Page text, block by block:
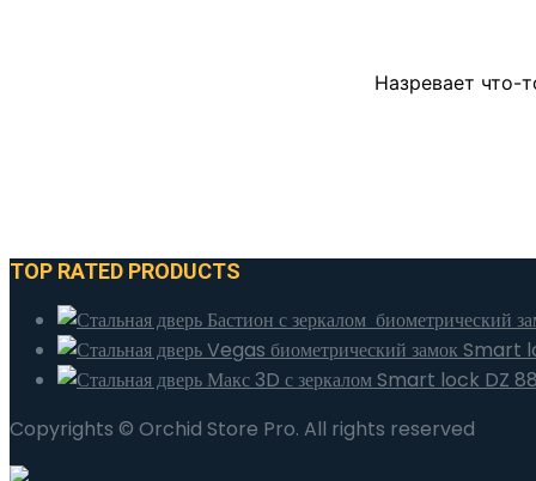
Назревает что-
TOP RATED PRODUCTS
Copyrights © Orchid Store Pro. All rights reserved